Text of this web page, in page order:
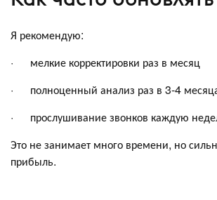
Я рекомендую:
· мелкие корректировки раз в месяц
· полноценный анализ раз в 3-4
· прослушивание звонков каждую
Это не занимает много времени, но
прибыль.